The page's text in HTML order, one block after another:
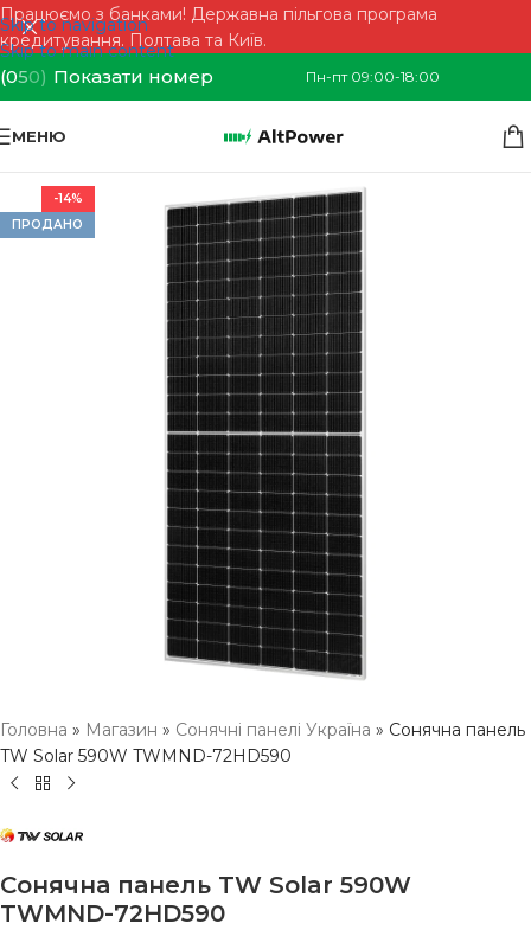
Skip to navigation
Skip to main content
Працюємо з банками! Державна пільгова програма
кредитування. Полтава та Київ.
(050) Показати номер Пн-пт 09:00-18:00
МЕНЮ
-14%
ПРОДАНО
Головна » Магазин » Сонячні панелі Україна » Сонячна панель
TW Solar 590W TWMND-72HD590
Сонячна панель TW Solar 590W
TWMND-72HD590